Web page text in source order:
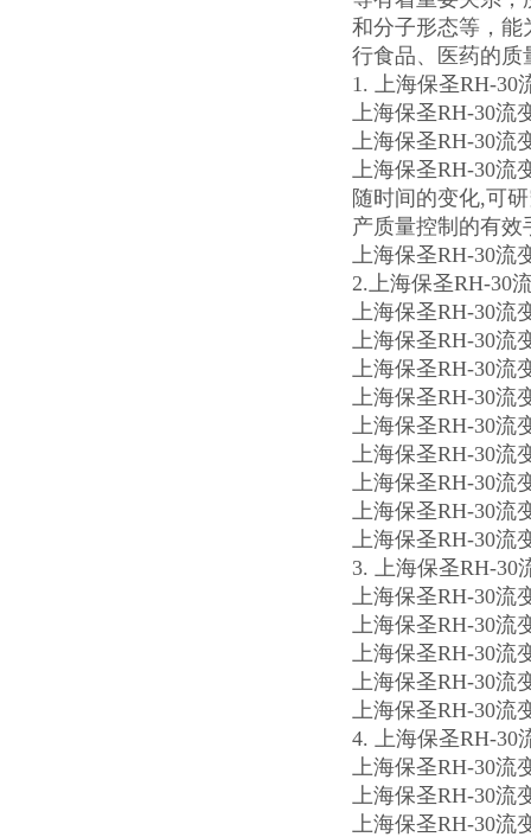
和分子形态等，能
行食品、医药的质
1. 上海保圣RH-30
上海保圣RH-30流
上海保圣RH-30流
上海保圣RH-30流
随时间的变化,可
产质量控制的有效
上海保圣RH-30流
2.上海保圣RH-30
上海保圣RH-30流
上海保圣RH-30流
上海保圣RH-30流
上海保圣RH-30流
上海保圣RH-30流
上海保圣RH-30流
上海保圣RH-30流
上海保圣RH-30流
上海保圣RH-30流
3. 上海保圣RH-30
上海保圣RH-30流
上海保圣RH-30流
上海保圣RH-30流
上海保圣RH-30流
上海保圣RH-30流
4. 上海保圣RH-30
上海保圣RH-30流
上海保圣RH-30流
上海保圣RH-30流